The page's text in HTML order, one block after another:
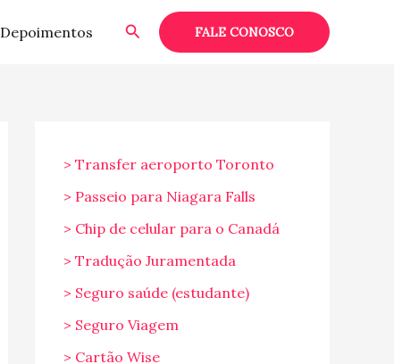
Depoimentos PesquisarFALE CONOSCO
> Transfer aeroporto Toronto
> Passeio para Niagara Falls
> Chip de celular para o Canadá
> Tradução Juramentada
> Seguro saúde (estudante)
> Seguro Viagem
> Cartão Wise